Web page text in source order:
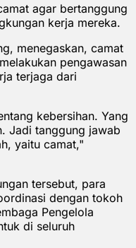
agar bertanggung
kerja mereka.
menegaskan, camat
pengawasan
terjaga dari
kebersihan. Yang
Jadi tanggung jawab
yaitu camat,"
tersebut, para
dengan tokoh
Pengelola
di seluruh